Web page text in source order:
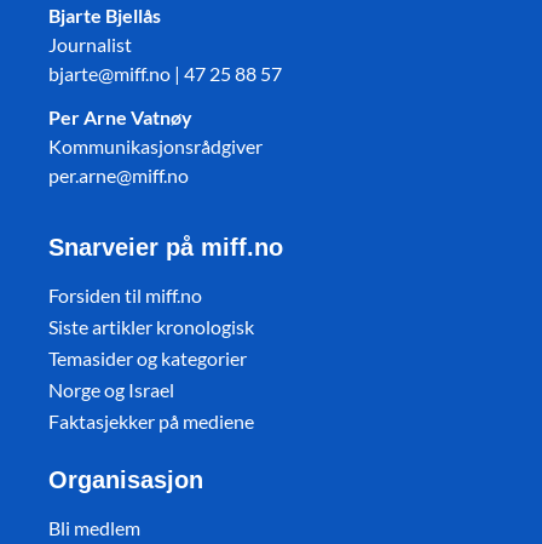
Bjarte Bjellås
Journalist
bjarte@miff.no | 47 25 88 57
Per Arne Vatnøy
Kommunikasjonsrådgiver
per.arne@miff.no
Snarveier på miff.no
Forsiden til miff.no
Siste artikler kronologisk
Temasider og kategorier
Norge og Israel
Faktasjekker på mediene
Organisasjon
Bli medlem